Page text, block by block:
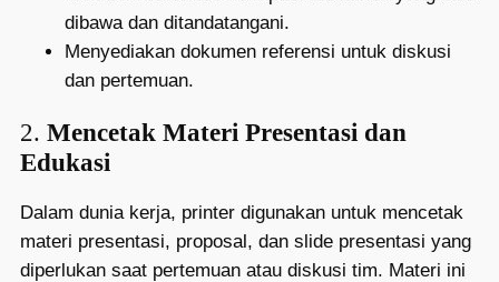
dibawa dan ditandatangani.
Menyediakan dokumen referensi untuk diskusi
dan pertemuan.
2. Mencetak Materi Presentasi dan
Edukasi
Dalam dunia kerja, printer digunakan untuk mencetak
materi presentasi, proposal, dan slide presentasi yang
diperlukan saat pertemuan atau diskusi tim. Materi ini